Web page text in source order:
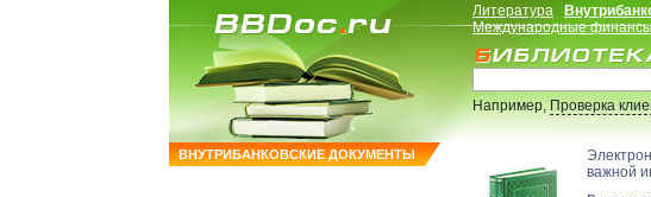
ВНУТРИБАНКОВСКИЕ ДОКУМЕНТЫ
Литература
Международные
Например,Проверка
важной